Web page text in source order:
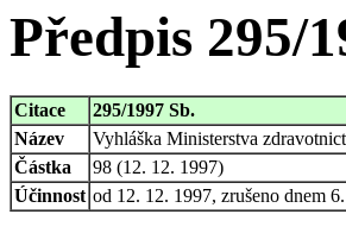
Předpis 295/
Citace
295/1997 Sb.
Název
Vyhláška Ministerstva
Částka
98 (12. 12. 1997)
Účinnost od 12. 12. 1997, zrušeno dnem